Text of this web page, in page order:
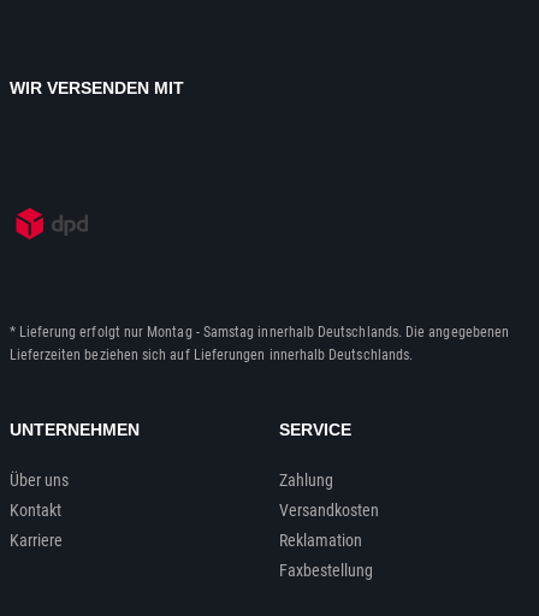
WIR VERSENDEN MIT
* Lieferung erfolgt nur Montag - Samstag innerhalb Deutschlands. Die angegebenen
Lieferzeiten beziehen sich auf Lieferungen innerhalb Deutschlands.
UNTERNEHMEN
Über uns
Kontakt
Karriere
SERVICE
Zahlung
Versandkosten
Reklamation
Faxbestellung